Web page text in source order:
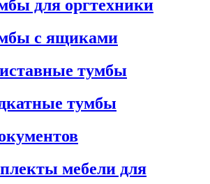
для оргтехники
с ящиками
тумбы
тумбы
мебели для